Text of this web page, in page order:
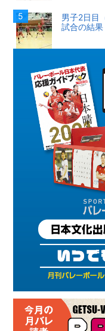
男子2日目
試合の結果